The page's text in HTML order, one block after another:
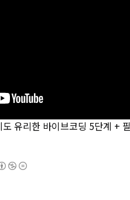
유리한 바이브코딩 5단계 +